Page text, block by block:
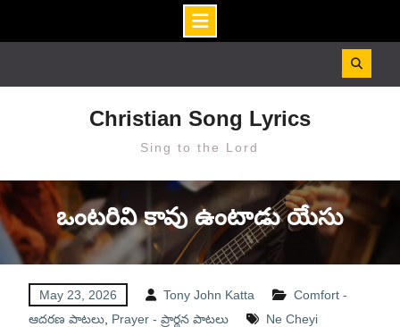
Christian Song Lyrics
Sing to the Lord
ఒంటరివి కావు ఉంటాడు యేసు
May 23, 2026 Tony John Katta
Comfort -
ఆదరణ పాటలు, Prayer - ప్రార్థన పాటలు
Ne Cheyi